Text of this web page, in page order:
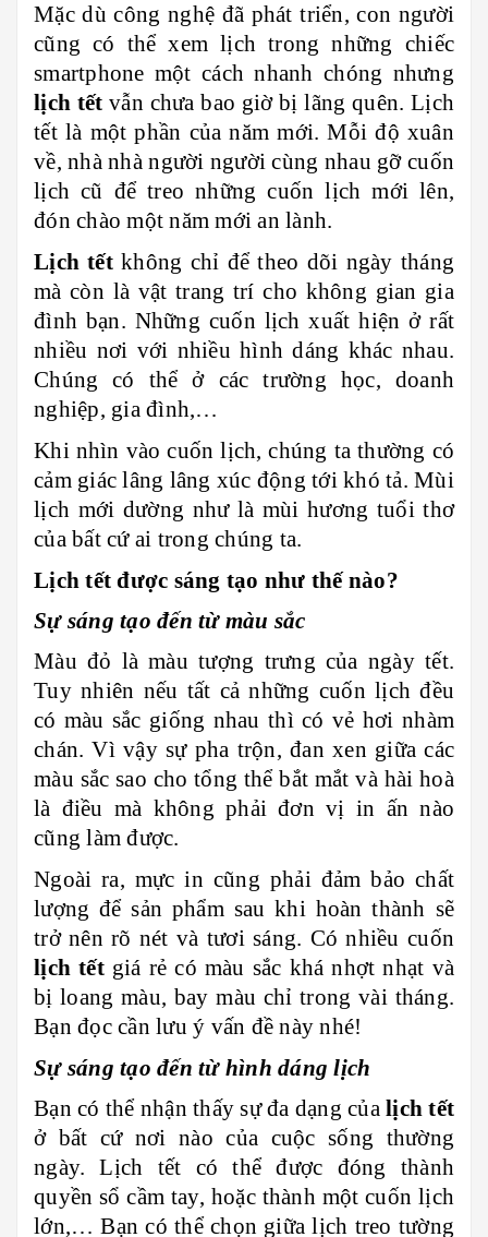
Mặc dù công nghệ đã phát triển, con người
cũng có thể xem lịch trong những chiếc
smartphone một cách nhanh chóng nhưng
lịch tết vẫn chưa bao giờ bị lãng quên. Lịch
tết là một phần của năm mới. Mỗi độ xuân
về, nhà nhà người người cùng nhau gỡ cuốn
lịch cũ để treo những cuốn lịch mới lên,
đón chào một năm mới an lành.
Lịch tếtkhông chỉ để theo dõi ngày tháng
mà còn là vật trang trí cho không gian gia
đình bạn. Những cuốn lịch xuất hiện ở rất
nhiều nơi với nhiều hình dáng khác nhau.
Chúng có thể ở các trường học, doanh
nghiệp, gia đình,…
Khi nhìn vào cuốn lịch, chúng ta thường có
cảm giác lâng lâng xúc động tới khó tả. Mùi
lịch mới dường như là mùi hương tuổi thơ
của bất cứ ai trong chúng ta.
Lịch tết được sáng tạo như thế nào?
Sự sáng tạo đến từ màu sắc
Màu đỏ là màu tượng trưng của ngày tết.
Tuy nhiên nếu tất cả những cuốn lịch đều
có màu sắc giống nhau thì có vẻ hơi nhàm
chán. Vì vậy sự pha trộn, đan xen giữa các
màu sắc sao cho tổng thể bắt mắt và hài hoà
là điều mà không phải đơn vị in ấn nào
cũng làm được.
Ngoài ra, mực in cũng phải đảm bảo chất
lượng để sản phẩm sau khi hoàn thành sẽ
trở nên rõ nét và tươi sáng. Có nhiều cuốn
lịch tếtgiá rẻ có màu sắc khá nhợt nhạt và
bị loang màu, bay màu chỉ trong vài tháng.
Bạn đọc cần lưu ý vấn đề này nhé!
Sự sáng tạo đến từ hình dáng lịch
Bạn có thể nhận thấy sự đa dạng của lịch tết
ở bất cứ nơi nào của cuộc sống thường
ngày. Lịch tết có thể được đóng thành
quyền sổ cầm tay, hoặc thành một cuốn lịch
lớn,… Bạn có thể chọn giữa lịch treo tường